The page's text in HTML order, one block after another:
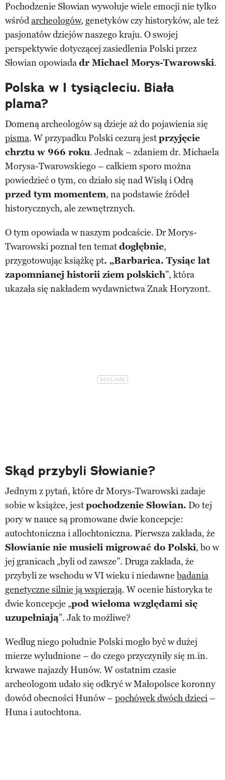
Pochodzenie Słowian wywołuje wiele emocji nie tylko
wśródarcheologów, genetyków czy historyków, ale też
pasjonatów dziejów naszego kraju. O swojej
perspektywie dotyczącej zasiedlenia Polski przez
Słowian opowiadadr Michael Morys-Twarowski.
Polska w I tysiącleciu. Biała
plama?
Domeną archeologów są dzieje aż do pojawienia się
pisma. W przypadku Polski cezurą jestprzyjęcie
chrztu w 966 roku. Jednak – zdaniem dr. Michaela
Morysa-Twarowskiego – całkiem sporo można
powiedzieć o tym, co działo się nad Wisłą i Odrą
przed tym momentem, na podstawie źródeł
historycznych, ale zewnętrznych.
O tym opowiada w naszym podcaście. Dr Morys-
Twarowski poznał ten tematdogłębnie,
przygotowując książkę pt. „Barbarica. Tysiąc lat
zapomnianej historii ziem polskich”, która
ukazała się nakładem wydawnictwa Znak Horyzont.
Skąd przybyli Słowianie?
Jednym z pytań, które dr Morys-Twarowski zadaje
sobie w książce, jestpochodzenie Słowian. Do tej
pory w nauce są promowane dwie koncepcje:
autochtoniczna i allochtoniczna. Pierwsza zakłada, że
Słowianie nie musieli migrować do Polski, bo w
jej granicach „byli od zawsze”. Druga zakłada, że
przybyli ze wschodu w VI wieku i niedawne badania
genetyczne silnie ją wspierają. W ocenie historyka te
dwie koncepcje „pod wieloma względami się
uzupełniają”. Jak to możliwe?
Według niego południe Polski mogło być w dużej
mierze wyludnione – do czego przyczyniły się m.in.
krwawe najazdy Hunów. W ostatnim czasie
archeologom udało się odkryć w Małopolsce koronny
dowód obecności Hunów – pochówek dwóch dzieci–
Huna i autochtona.